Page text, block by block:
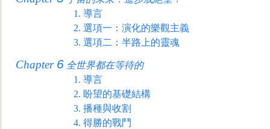
1. 導言
2. 選項一：演化的樂觀主義
3. 選項二：半路上的靈魂
Chapter 6 全世界都在等待的
1. 導言
2. 盼望的基礎結構
3. 播種與收割
4. 得勝的戰鬥